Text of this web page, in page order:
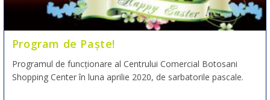
Program de Paște!
Programul de funcționare al Centrului Comercial Botosani
Shopping Center în luna aprilie 2020, de sarbatorile pascale.